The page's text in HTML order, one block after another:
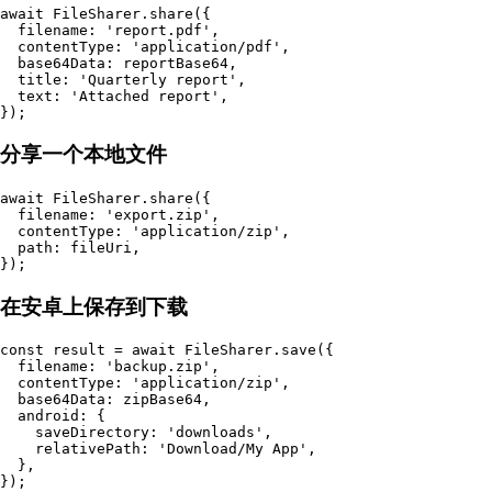
await FileSharer.share({
  filename: 'report.pdf',
  contentType: 'application/pdf',
  base64Data: reportBase64,
  title: 'Quarterly report',
  text: 'Attached report',
分享一个本地文件
await FileSharer.share({
  filename: 'export.zip',
  contentType: 'application/zip',
  path: fileUri,
在安卓上保存到下载
const result = await FileSharer.save({
  filename: 'backup.zip',
  contentType: 'application/zip',
  base64Data: zipBase64,
  android: {
    saveDirectory: 'downloads',
    relativePath: 'Download/My App',
  },
});